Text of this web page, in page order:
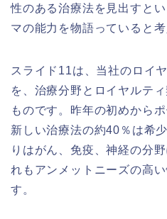
性のある治療法を見出すと
マの能力を物語っていると考
スライド11は、当社のロイ
を、治療分野とロイヤルテ
ものです。昨年の初めから
新しい治療法の約40％は希
りはがん、免疫、神経の分
れもアンメットニーズの高
す。